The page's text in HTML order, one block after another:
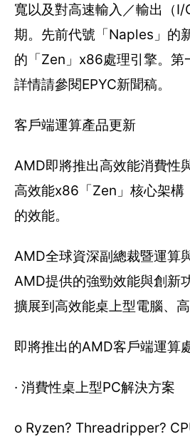
寬以及對高速輸入／輸出（
期。先前代號「Naples」的
的「Zen」x86處理引擎。第
詳情請參閱EPYC新聞稿。
客戶端運算產品更新
AMD即將推出高效能消費性
高效能x86「Zen」核心架構
的效能。
AMD全球資深副總裁暨運算
AMD提供的強勁效能與創新
擴展到高效能桌上型電腦、
即將推出的AMD客戶端運算
· 消費性桌上型PC解決方案
o Ryzen? Threadripper?